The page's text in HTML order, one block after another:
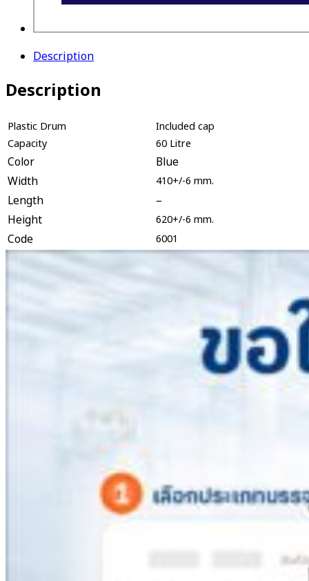
Description
Description
Plastic Drum
Included cap
Capacity
60 Litre
Color
Blue
Width
410+/-6 mm.
Length
–
Height
620+/-6 mm.
Code 6001